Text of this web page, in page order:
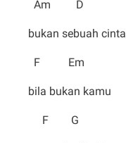
Am D
bukan sebuah cinta
F Em
bila bukan kamu
F G